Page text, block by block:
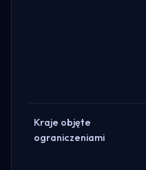
Kraje objęte
ograniczeniami